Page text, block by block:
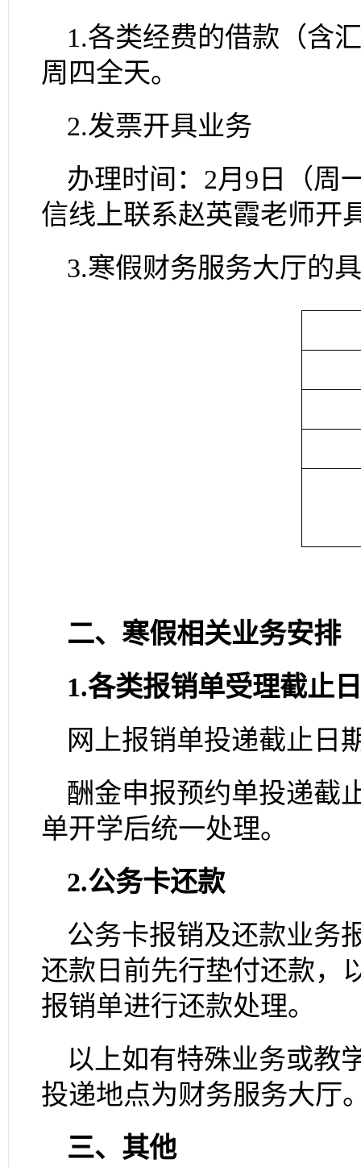
1.各类经费的借款（含
周四全天。
2.发票开具业务
办理时间： 2月 9 日（周
信线上联系赵英霞老师开
3.寒假财务服务大厅的
二、寒假相关业务安排
1.各类报销单受理截止
网上报销单投递截止日
酬金申报预约单投递截
单开学后统一处理。
2.公务卡还款
公务卡报销及还款业务
还款日前先行垫付还款，
报销单进行还款处理。
以上如有特殊业务或教
投递地点为财务服务大厅
三、其他